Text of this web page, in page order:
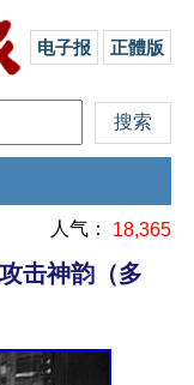
电子报 正體版
人气： 18,365
击神韵（多